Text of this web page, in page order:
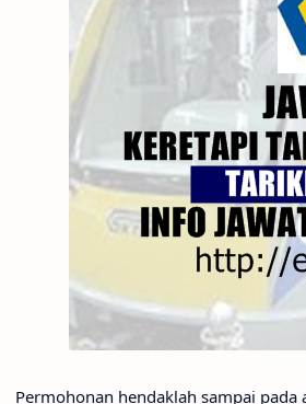
Permohonan hendaklah sampai pada